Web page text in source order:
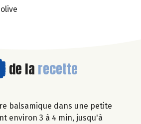
de la recette
balsamique dans une petite
environ 3 à 4 min, jusqu'à